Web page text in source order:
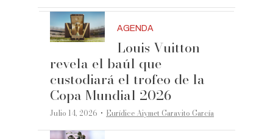
AGENDA
Louis Vuitton
revela el baúl que
custodiará el trofeo de la
Copa Mundial 2026
Julio 14, 2026 ·Eurídice Aiymet Garavito García